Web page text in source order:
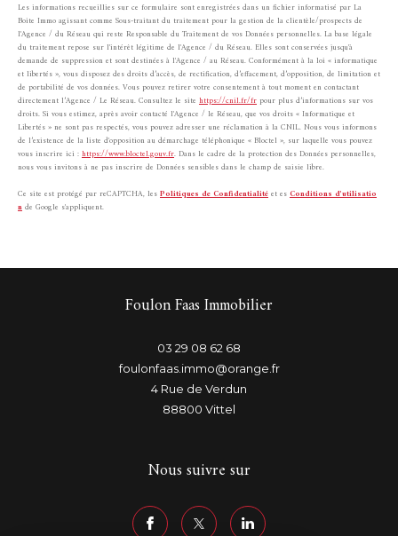
Les informations recueillies sur ce formulaire sont enregistrées dans un fichier informatisé par La
Boite Immo agissant comme Sous-traitant du traitement pour la gestion de la clientèle/prospects de
l'Agence / du Réseau qui reste Responsable du Traitement de vos Données personnelles. La base légale
du traitement repose sur l'intérêt légitime de l'Agence / du Réseau. Elles sont conservées jusqu'à
demande de suppression et sont destinées à l'Agence / au Réseau. Conformément à la loi « informatique
et libertés », vous disposez des droits d’accès, de rectification, d’effacement, d’opposition, de limitation et
de portabilité de vos données. Vous pouvez retirer votre consentement à tout moment en contactant
directement l’Agence / Le Réseau. Consultez le site https://cnil.fr/fr pour plus d’informations sur vos
droits. Si vous estimez, après avoir contacté l'Agence / le Réseau, que vos droits « Informatique et
Libertés » ne sont pas respectés, vous pouvez adresser une réclamation à la CNIL. Nous vous informons
de l’existence de la liste d'opposition au démarchage téléphonique « Bloctel », sur laquelle vous pouvez
vous inscrire ici :https://www.bloctel.gouv.fr. Dans le cadre de la protection des Données personnelles,
nous vous invitons à ne pas inscrire de Données sensibles dans le champ de saisie libre.
Ce site est protégé par reCAPTCHA, lesPolitiques de Confidentialitéet esConditions d'utilisatio
nde Google s'appliquent.
Foulon Faas Immobilier
03 29 08 62 68
foulonfaas.immo@orange.fr
4 Rue de Verdun
88800
Vittel
Nous suivre sur